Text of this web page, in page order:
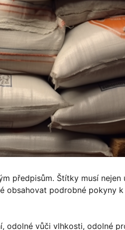
předpisům. Štítky musí nejen
obsahovat podrobné pokyny
odolné vůči vlhkosti, odolné